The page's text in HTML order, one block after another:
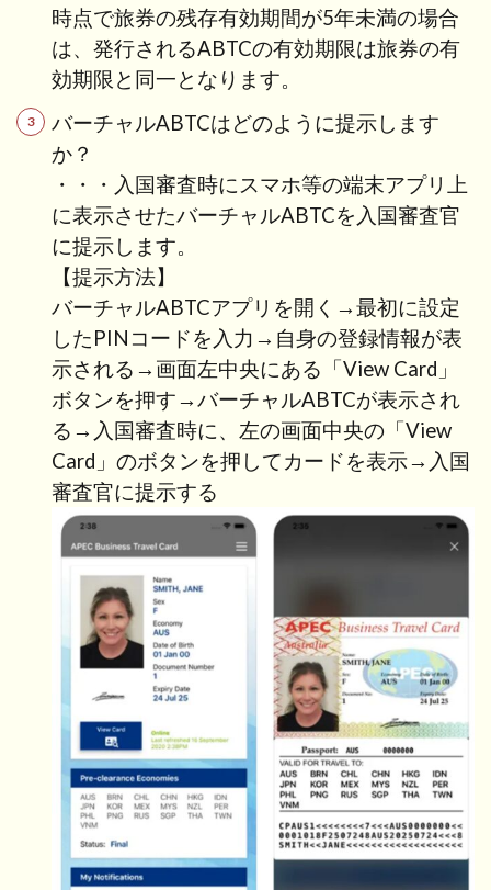
時点で旅券の残存有効期間が5年未満の場合
は、発行されるABTCの有効期限は旅券の有
効期限と同一となります。
バーチャルABTCはどのように提示します
か？
・・・入国審査時にスマホ等の端末アプリ上
に表示させたバーチャルABTCを入国審査官
に提示します。
【提示方法】
バーチャルABTCアプリを開く→最初に設定
したPINコードを入力→自身の登録情報が表
示される→画面左中央にある「View Card」
ボタンを押す→バーチャルABTCが表示され
る→入国審査時に、左の画面中央の「View
Card」のボタンを押してカードを表示→入国
審査官に提示する